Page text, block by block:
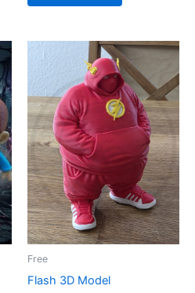
Free
Flash 3D Model